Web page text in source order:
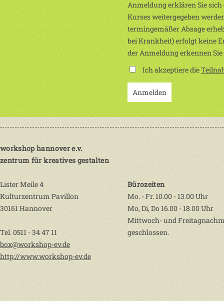
Anmeldung erklären Sie
Kurses weitergegeben
termingemäßer Absage
bei Krankheit) erfolgt keine
der Anmeldung erkennen
Ich akzeptiere die
Anmelden
workshop hannover e.v.
zentrum für kreatives gestalten
Lister Meile 4
Kulturzentrum Pavillon
30161 Hannover
Tel. 0511 - 34 47 11
box@workshop-ev.de
http://www.workshop-ev.de
Bürozeiten
Mo. - Fr. 10.00 - 13.00 Uhr
Mo, Di, Do 16.00 - 18.00 Uhr
Mittwoch- und
geschlossen.